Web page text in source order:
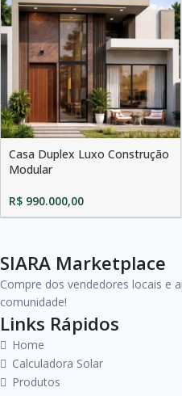
Casa Duplex Luxo Construção
Modular
R$ 990.000,00
SIARA Marketplace
Compre dos vendedores locais e
comunidade!
Links Rápidos
Home
Calculadora Solar
Produtos